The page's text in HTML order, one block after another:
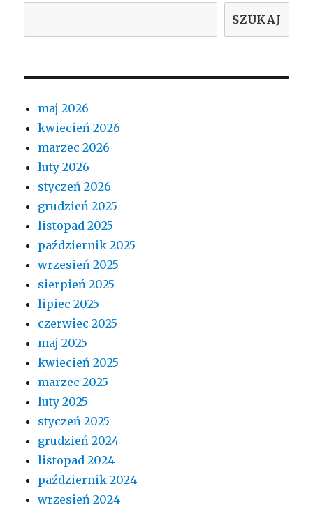
SZUKAJ
maj 2026
kwiecień 2026
marzec 2026
luty 2026
styczeń 2026
grudzień 2025
listopad 2025
październik 2025
wrzesień 2025
sierpień 2025
lipiec 2025
czerwiec 2025
maj 2025
kwiecień 2025
marzec 2025
luty 2025
styczeń 2025
grudzień 2024
listopad 2024
październik 2024
wrzesień 2024